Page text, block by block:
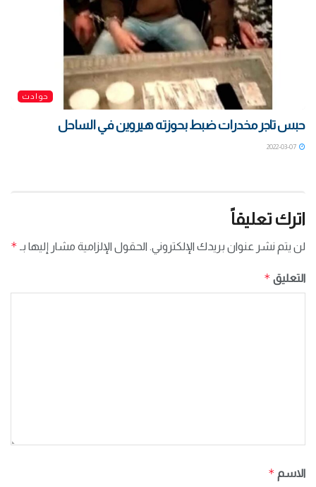
حوادث
حبس تاجر مخدرات ضبط بحوزته هيروين في الساحل
اترك تعليقاً
لن يتم نشر عنوان بريدك الإلكتروني. الحقول الإلزامية مشار إليها بـ *
التعليق *
الاسم *